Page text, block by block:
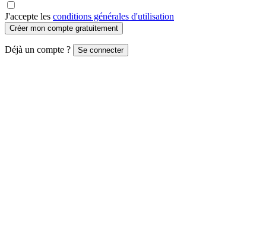
J'accepte les conditions générales d'utilisation
Créer mon compte gratuitement
Déjà un compte ? Se connecter